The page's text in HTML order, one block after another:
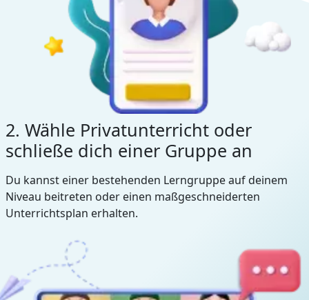
2. Wähle Privatunterricht oder
schließe dich einer Gruppe an
Du kannst einer bestehenden Lerngruppe auf deinem
Niveau beitreten oder einen maßgeschneiderten
Unterrichtsplan erhalten.